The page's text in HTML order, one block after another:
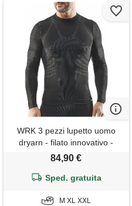
WRK 3 pezzi lupetto uomo
dryarn - filato innovativo -
isolante e traspirante - molto
asciutta (xxl)
84,90 €
Sped. gratuita
M XL XXL